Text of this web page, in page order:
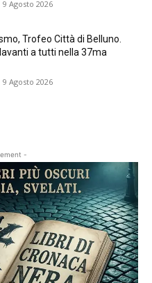
9 Agosto 2026
Trofeo Città di Belluno.
a tutti nella 37ma
9 Agosto 2026
-